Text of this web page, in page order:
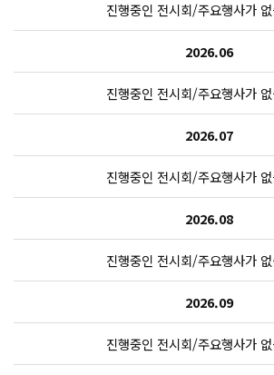
진행중인 전시회/주요행사가
2026.06
진행중인 전시회/주요행사가
2026.07
진행중인 전시회/주요행사가
2026.08
진행중인 전시회/주요행사가
2026.09
진행중인 전시회/주요행사가